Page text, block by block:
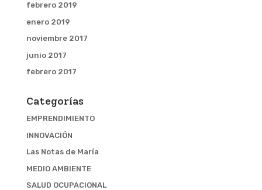
febrero 2019
enero 2019
noviembre 2017
junio 2017
febrero 2017
Categorías
EMPRENDIMIENTO
INNOVACIÓN
Las Notas de María
MEDIO AMBIENTE
SALUD OCUPACIONAL